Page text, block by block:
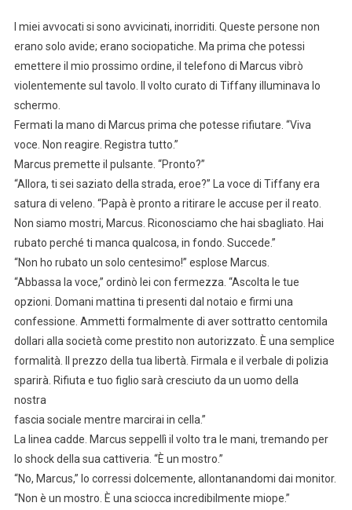
I miei avvocati si sono avvicinati, inorriditi. Queste persone non
erano solo avide; erano sociopatiche. Ma prima che potessi
emettere il mio prossimo ordine, il telefono di Marcus vibrò
violentemente sul tavolo. Il volto curato di Tiffany illuminava lo
schermo.
Fermati la mano di Marcus prima che potesse rifiutare. “Viva
voce. Non reagire. Registra tutto.”
Marcus premette il pulsante. “Pronto?”
“Allora, ti sei saziato della strada, eroe?” La voce di Tiffany era
satura di veleno. “Papà è pronto a ritirare le accuse per il reato.
Non siamo mostri, Marcus. Riconosciamo che hai sbagliato. Hai
rubato perché ti manca qualcosa, in fondo. Succede.”
“Non ho rubato un solo centesimo!” esplose Marcus.
“Abbassa la voce,” ordinò lei con fermezza. “Ascolta le tue
opzioni. Domani mattina ti presenti dal notaio e firmi una
confessione. Ammetti formalmente di aver sottratto centomila
dollari alla società come prestito non autorizzato. È una semplice
formalità. Il prezzo della tua libertà. Firmala e il verbale di polizia
sparirà. Rifiuta e tuo figlio sarà cresciuto da un uomo della
nostra
fascia sociale mentre marcirai in cella.”
La linea cadde. Marcus seppellì il volto tra le mani, tremando per
lo shock della sua cattiveria. “È un mostro.”
“No, Marcus,” lo corressi dolcemente, allontanandomi dai monitor.
“Non è un mostro. È una sciocca incredibilmente miope.”